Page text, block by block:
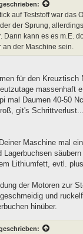
auf Teststoff war das
der Sprung,
Dann kann es es m.E.
an der Maschine sein.
für den Kreuztisch
massenhaft
mal Daumen 40-50
git's Schrittverlust...
Maschine mal
Lagerbuchsen
Lithiumfett, evtl.
der Motoren zur
und
hinüber.